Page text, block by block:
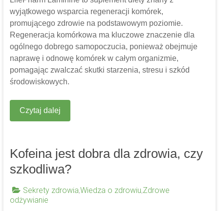
wyjątkowego wsparcia regeneracji komórek,
promującego zdrowie na podstawowym poziomie.
Regeneracja komórkowa ma kluczowe znaczenie dla
ogólnego dobrego samopoczucia, ponieważ obejmuje
naprawę i odnowę komórek w całym organizmie,
pomagając zwalczać skutki starzenia, stresu i szkód
środowiskowych.
Czytaj dalej
Kofeina jest dobra dla zdrowia, czy
szkodliwa?
Sekrety zdrowia,Wiedza o zdrowiu,Zdrowe
odżywianie